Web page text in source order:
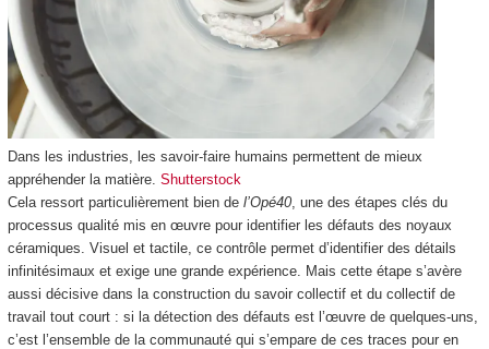
Dans les industries, les savoir-faire humains permettent de mieux
appréhender la matière. Shutterstock
Cela ressort particulièrement bien de l’Opé40, une des étapes clés du
processus qualité mis en œuvre pour identifier les défauts des noyaux
céramiques. Visuel et tactile, ce contrôle permet d’identifier des détails
infinitésimaux et exige une grande expérience. Mais cette étape s’avère
aussi décisive dans la construction du savoir collectif et du collectif de
travail tout court : si la détection des défauts est l’œuvre de quelques-uns,
c’est l’ensemble de la communauté qui s’empare de ces traces pour en